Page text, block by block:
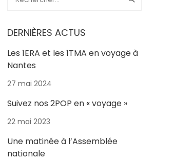
DERNIÈRES ACTUS
Les 1ERA et les 1TMA en voyage à
Nantes
27 mai 2024
Suivez nos 2POP en « voyage »
22 mai 2023
Une matinée à l’Assemblée
nationale